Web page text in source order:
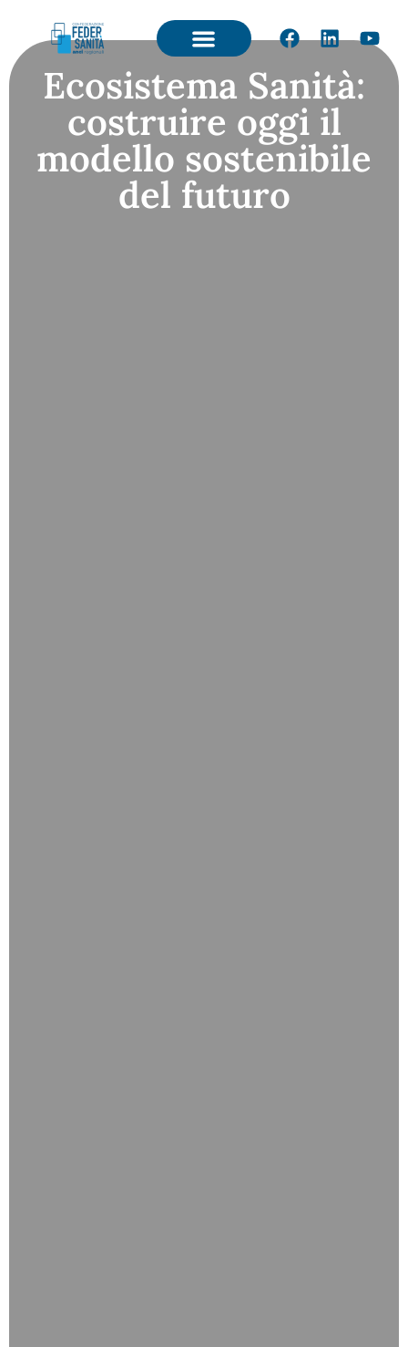
Ecosistema Sanità:
costruire oggi il
modello sostenibile
del futuro